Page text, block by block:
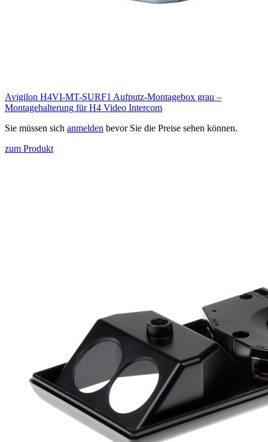
Avigilon H4VI-MT-SURF1 Aufputz-Montagebox grau –
Montagehalterung für H4 Video Intercom
Sie müssen sich anmelden bevor Sie die Preise sehen können.
zum Produkt